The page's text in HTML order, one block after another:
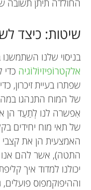
שיטות: כיצד
בניסוי שלנו
אלקטרוֹפיזיוֹלוֹגיה
שפתרו בעיית זיכרון,
של המוח התנהגו
אִפשרה לנו לְתַעֵד הן
של תאי מוח יחידים
האמצעית הן את קצבי
התטה), אשר להם אנו
יכולנו למדוד איך
וההיפוקמפוס פועלים,